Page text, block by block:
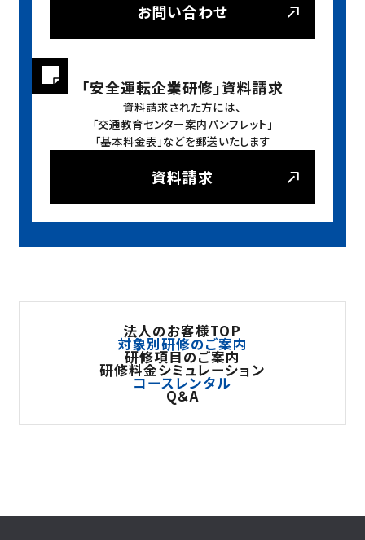
お問い合わせ
「安全運転企業研修」資料請求
資料請求された方には、
「交通教育センター案内パンフレット」
「基本料金表」などを郵送いたします
資料請求
法人のお客様TOP
対象別研修のご案内
研修項目のご案内
研修料金シミュレーション
コースレンタル
Q＆A